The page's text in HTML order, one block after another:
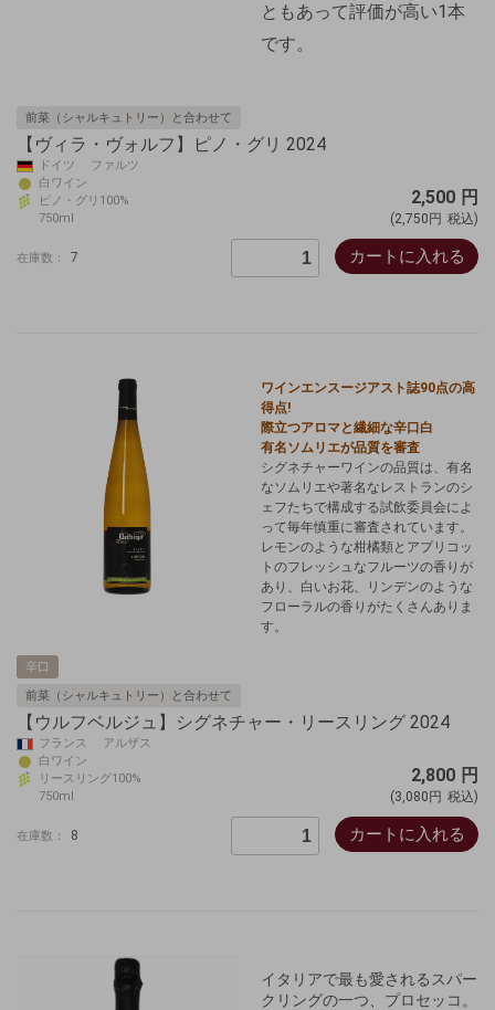
ともあって評価が高い1本
です。
前菜（シャルキュトリー）と合わせて
【ヴィラ・ヴォルフ】ピノ・グリ 2024
ドイツ ファルツ
白ワイン
ピノ・グリ100%
750ml
2,500 円
(2,750円 税込)
在庫数： 7 カートに入れる
ワインエンスージアスト誌90点の高
得点!
際立つアロマと繊細な辛口白
有名ソムリエが品質を審査
シグネチャーワインの品質は、有名
なソムリエや著名なレストランのシ
ェフたちで構成する試飲委員会によ
って毎年慎重に審査されています。
レモンのような柑橘類とアプリコッ
トのフレッシュなフルーツの香りが
あり、白いお花、リンデンのような
フローラルの香りがたくさんありま
す。
辛口
前菜（シャルキュトリー）と合わせて
【ウルフベルジュ】シグネチャー・リースリング 2024
フランス アルザス
白ワイン
リースリング100%
750ml
2,800 円
(3,080円 税込)
在庫数： 8 カートに入れる
イタリアで最も愛されるスパー
クリングの一つ、プロセッコ。